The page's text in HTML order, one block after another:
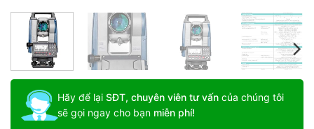
Hãy để lại SĐT, chuyên viên tư vấn của chúng tôi
sẽ gọi ngay cho bạn miễn phí!